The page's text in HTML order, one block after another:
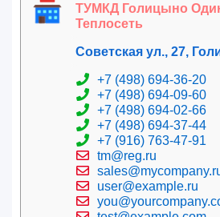
ТУМКД Голицыно
Теплосеть
Советская ул., 27,
+7 (498) 694-36-20
+7 (498) 694-09-60
+7 (498) 694-02-66
+7 (498) 694-37-44
+7 (916) 763-47-91
tm@reg.ru
user@example.ru